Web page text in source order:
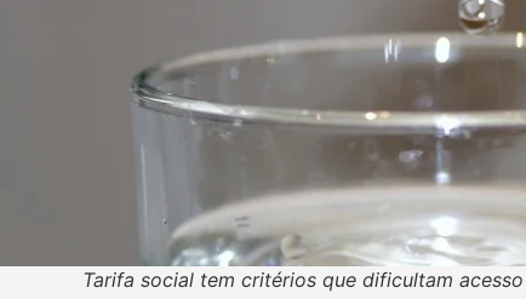
Tarifa social tem critérios que dificultam